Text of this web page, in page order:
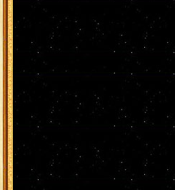
ХаятеЮгао
КанкуТема
(3)
ДейСасо
ИтаКиса
ОроХина
Какаши
ДанЦуна
ГенмаЮгао
(2)
ШикаХина
(2)
ГааЛи
(2)
МадаКонан
(2)
КимиТаю